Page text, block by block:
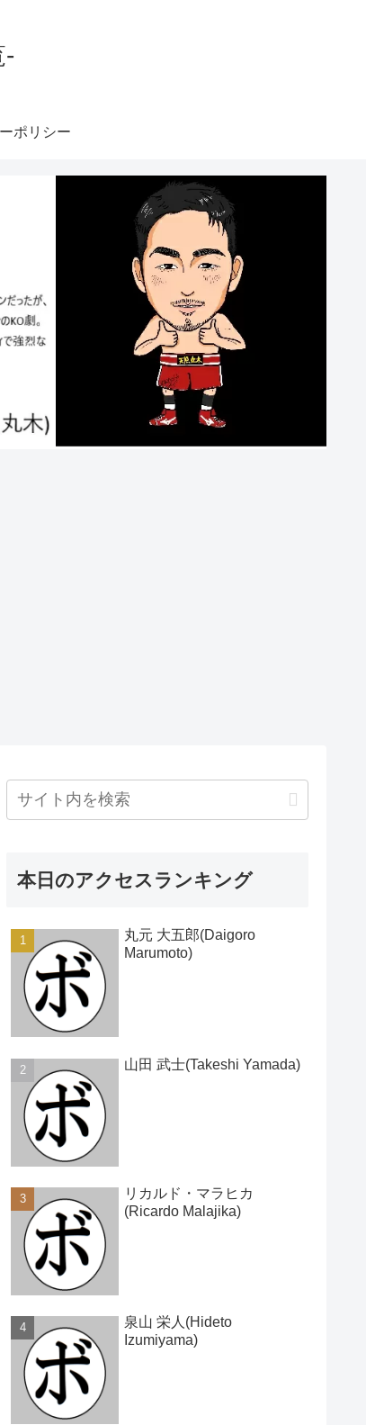
ポリシー
本日のアクセスランキング
丸元 大五郎(Daigoro
Marumoto)
山田 武士(Takeshi Yamada)
リカルド・マラヒカ
(Ricardo Malajika)
泉山 栄人(Hideto
Izumiyama)